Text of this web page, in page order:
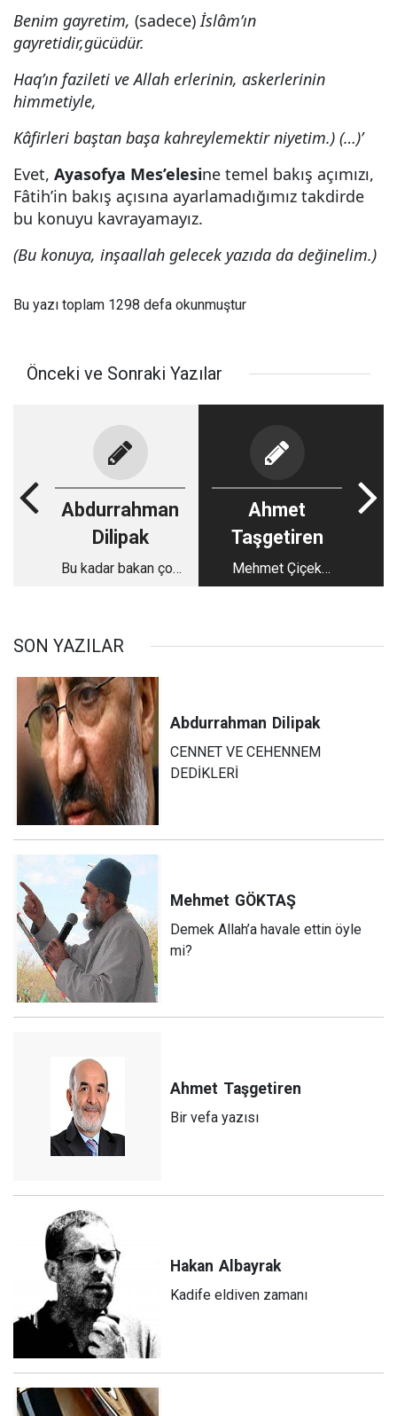
Benim gayretim, (sadece)İslâm’ın
gayretidir,gücüdür.
Haq’ın fazileti ve Allah erlerinin, askerlerinin
himmetiyle,
Kâfirleri baştan başa kahreylemektir niyetim.) (…)’
Evet, Ayasofya Mes’elesine temel bakış açımızı,
Fâtih’in bakış açısına ayarlamadığımız takdirde
bu konuyu kavrayamayız.
(Bu konuya, inşaallah gelecek yazıda da değinelim.)
Bu yazı toplam 1298 defa okunmuştur
Önceki ve Sonraki Yazılar
Abdurrahman
Dilipak
Bu kadar bakan çok
Ahmet
Taşgetiren
Mehmet Çiçek
anlatıyor: Ayasofya
SON YAZILAR
Abdurrahman Dilipak
CENNET VE CEHENNEM
DEDİKLERİ
Mehmet GÖKTAŞ
Demek Allah’a havale ettin öyle
mi?
Ahmet Taşgetiren
Bir vefa yazısı
Hakan Albayrak
Kadife eldiven zamanı